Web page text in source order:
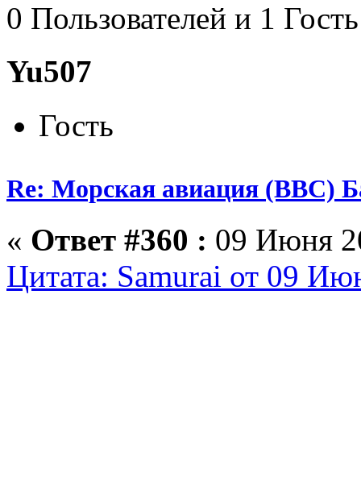
0 Пользователей и 1
Yu507
Гость
Re: Морская авиация (ВВС)
« Ответ #360 : 09 Июня
Цитата: Samurai от 09